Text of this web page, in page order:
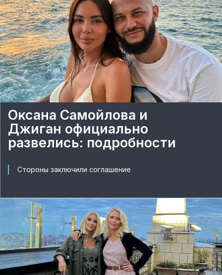
Оксана Самойлова и
Джиган официально
развелись: подробности
Стороны заключили соглашение